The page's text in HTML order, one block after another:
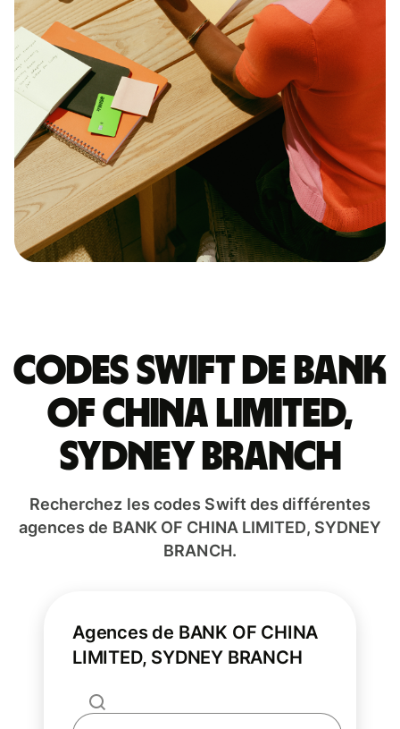
Codes Swift de BANK
OF CHINA LIMITED,
SYDNEY BRANCH
Recherchez les codes Swift des différentes
agences de BANK OF CHINA LIMITED, SYDNEY
BRANCH.
Agences de BANK OF CHINA
LIMITED, SYDNEY BRANCH